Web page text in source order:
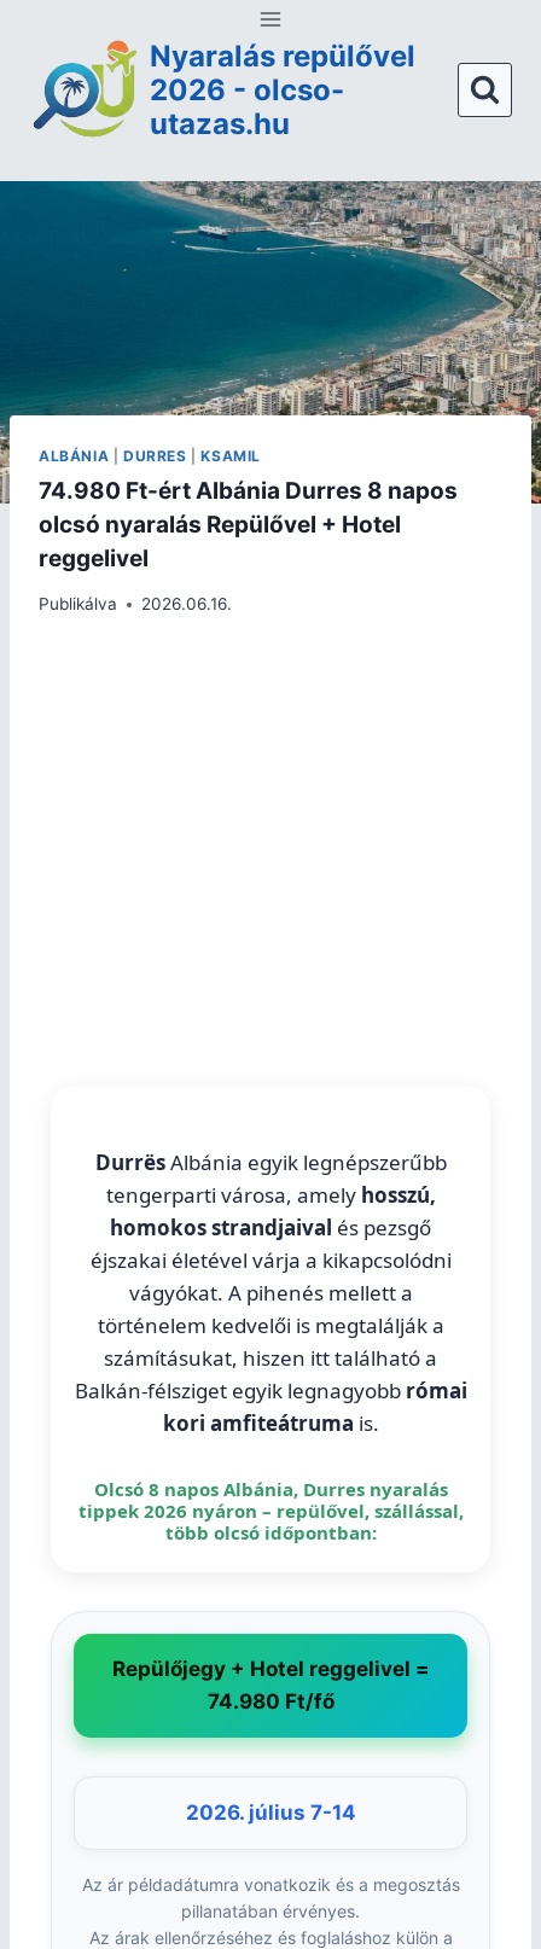
Nyaralás repülővel
2026 - olcso-
utazas.hu
ALBÁNIA |DURRES |KSAMIL
74.980 Ft-ért Albánia Durres 8 napos
olcsó nyaralás Repülővel + Hotel
reggelivel
Publikálva 2026.06.16.
DurrësAlbánia egyik legnépszerűbb
tengerparti városa, amely hosszú,
homokos strandjaival és pezsgő
éjszakai életével várja a kikapcsolódni
vágyókat. A pihenés mellett a
történelem kedvelői is megtalálják a
számításukat, hiszen itt található a
Balkán-félsziget egyik legnagyobb római
kori amfiteátruma is.
Olcsó 8 napos Albánia, Durres nyaralás
tippek 2026 nyáron – repülővel, szállással,
több olcsó időpontban:
Repülőjegy + Hotel reggelivel =
74.980 Ft/fő
2026. július 7-14
Az ár példadátumra vonatkozik és a megosztás
pillanatában érvényes.
Az árak ellenőrzéséhez és foglaláshoz külön a